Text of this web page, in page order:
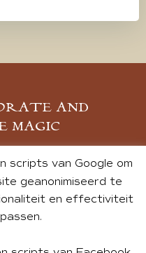
AND
MAGIC
AAN
scripts van Google om
geanonimiseerd te
en effectiviteit